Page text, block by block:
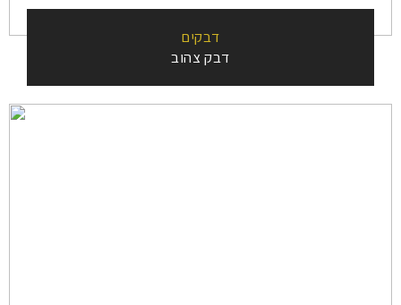
דבקים
דבק צהוב